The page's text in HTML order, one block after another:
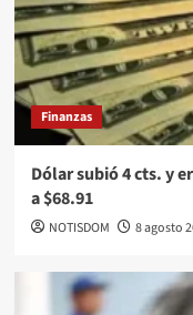
Finanzas
Dólar subió 4 cts. y
a $68.91
NOTISDOM 8 agosto